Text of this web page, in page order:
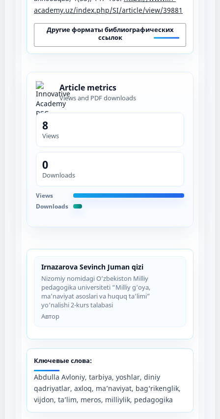
Irnazarova Sevinch Juman qizi
Nizomiy nomidagi O‘zbekiston Milliy
pedagogika universiteti “Milliy g‘oya,
ma’naviyat asoslari va huquq ta’limi”
yo‘nalishi 2-kurs talabasi
Автор
Ключевые слова:
Abdulla Avloniy, tarbiya, yoshlar, diniy
qadriyatlar, axloq, ma’naviyat, bag‘rikenglik,
vijdon, ta’lim, meros, milliylik, pedagogika
academy.uz/index.php/SI/article/view/39881
Другие форматы библиографических
ссылок
Article metrics
Views and PDF downloads
8
Views
0
Downloads
Views
Downloads